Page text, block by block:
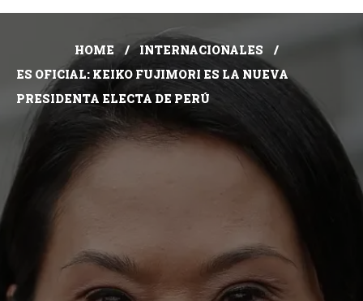
HOME
INTERNACIONALES
ES OFICIAL: KEIKO FUJIMORI ES LA NUEVA
PRESIDENTA ELECTA DE PERÚ